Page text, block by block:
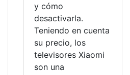
y cómo
desactivarla.
Teniendo en cuenta
su precio, los
televisores Xiaomi
son una